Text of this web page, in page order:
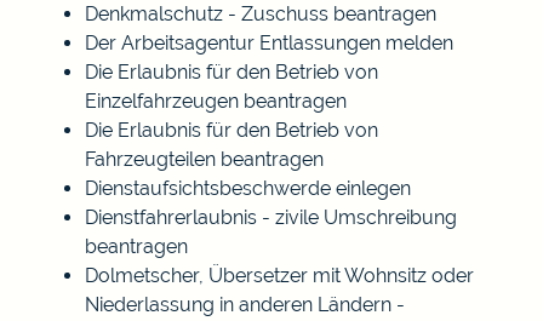
Denkmalschutz - Zuschuss beantragen
Der Arbeitsagentur Entlassungen melden
Die Erlaubnis für den Betrieb von
Einzelfahrzeugen beantragen
Die Erlaubnis für den Betrieb von
Fahrzeugteilen beantragen
Dienstaufsichtsbeschwerde einlegen
Dienstfahrerlaubnis - zivile Umschreibung
beantragen
Dolmetscher, Übersetzer mit Wohnsitz oder
Niederlassung in anderen Ländern -